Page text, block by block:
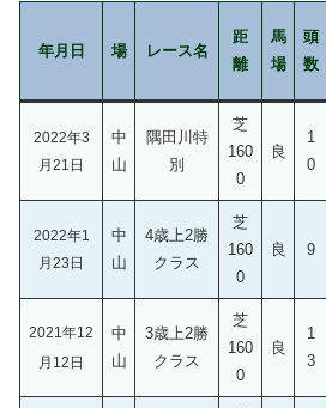
年月日 場 レース名
距
離
馬
場
頭
数
2022年3
月21日
中
山
隅田川特
別
芝
160
0
良
1
0
2022年1
月23日
中
山
4歳上2勝
クラス
芝
160
0
良 9
2021年12
月12日
中
山
3歳上2勝
クラス
芝
160
0
良
1
3